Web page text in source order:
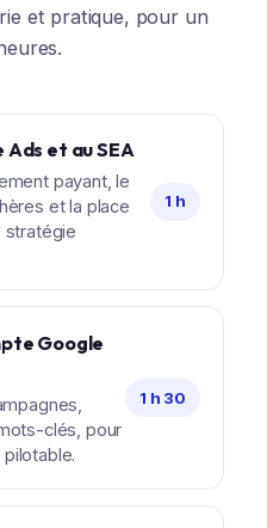
et pratique, pour un
et au SEA
payant, le
et la place
stratégie
1 h
Google
clés, pour
1 h 30